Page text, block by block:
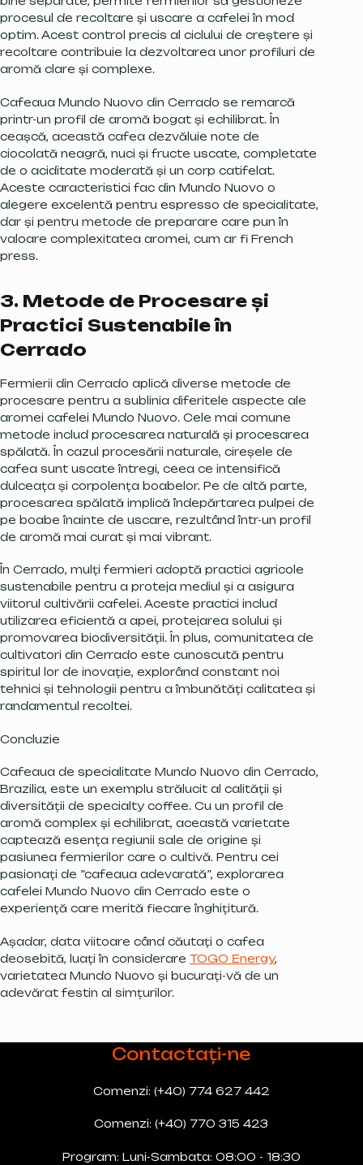
procesul de recoltare și uscare a cafelei în mod
optim. Acest control precis al ciclului de creștere și
recoltare contribuie la dezvoltarea unor profiluri de
aromă clare și complexe.
Cafeaua Mundo Nuovo din Cerrado se remarcă
printr-un profil de aromă bogat și echilibrat. În
ceașcă, această cafea dezvăluie note de
ciocolată neagră, nuci și fructe uscate, completate
de o aciditate moderată și un corp catifelat.
Aceste caracteristici fac din Mundo Nuovo o
alegere excelentă pentru espresso de specialitate,
dar și pentru metode de preparare care pun în
valoare complexitatea aromei, cum ar fi French
press.
3. Metode de Procesare și
Practici Sustenabile în
Cerrado
Fermierii din Cerrado aplică diverse metode de
procesare pentru a sublinia diferitele aspecte ale
aromei cafelei Mundo Nuovo. Cele mai comune
metode includ procesarea naturală și procesarea
spălată. În cazul procesării naturale, cireșele de
cafea sunt uscate întregi, ceea ce intensifică
dulceața și corpolența boabelor. Pe de altă parte,
procesarea spălată implică îndepărtarea pulpei de
pe boabe înainte de uscare, rezultând într-un profil
de aromă mai curat și mai vibrant.
În Cerrado, mulți fermieri adoptă practici agricole
sustenabile pentru a proteja mediul și a asigura
viitorul cultivării cafelei. Aceste practici includ
utilizarea eficientă a apei, protejarea solului și
promovarea biodiversității. În plus, comunitatea de
cultivatori din Cerrado este cunoscută pentru
spiritul lor de inovație, explorând constant noi
tehnici și tehnologii pentru a îmbunătăți calitatea și
randamentul recoltei.
Concluzie
Cafeaua de specialitate Mundo Nuovo din Cerrado,
Brazilia, este un exemplu strălucit al calității și
diversității de specialty coffee. Cu un profil de
aromă complex și echilibrat, această varietate
captează esența regiunii sale de origine și
pasiunea fermierilor care o cultivă. Pentru cei
pasionați de ”cafeaua adevarată”, explorarea
cafelei Mundo Nuovo din Cerrado este o
experiență care merită fiecare înghițitură.
Așadar, data viitoare când căutați o cafea
deosebită, luați în considerare TOGO Energy,
varietatea Mundo Nuovo și bucurați-vă de un
adevărat festin al simțurilor.
Contactați-ne
Comenzi: (+40) 774 627 442
Comenzi: (+40) 770 315 423
Program: Luni-Sambata: 08:00 - 18:30